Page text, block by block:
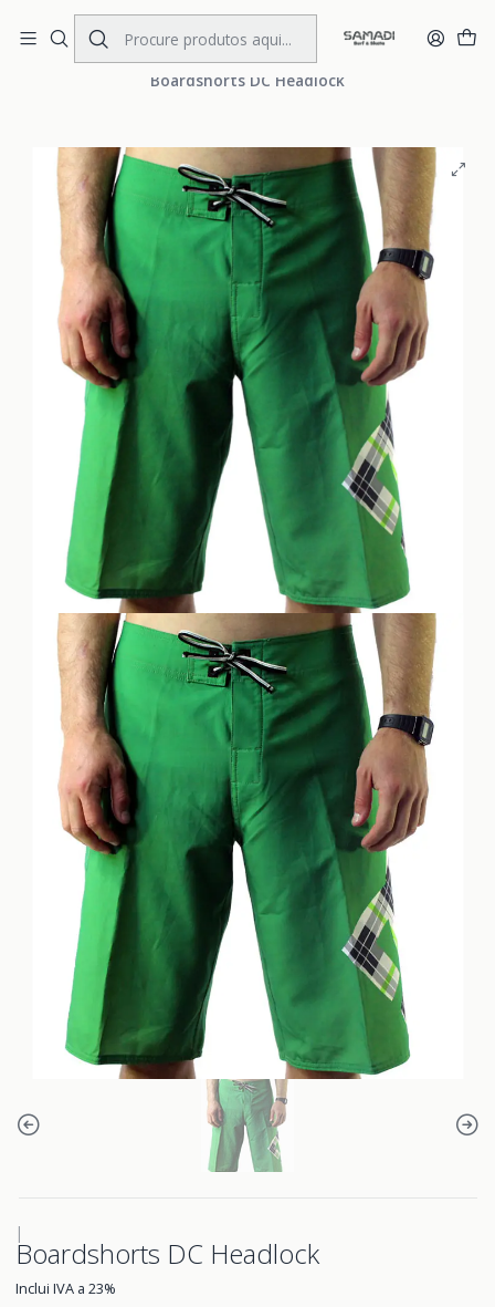
Portes Gratis Portugal e Espanha
Início MENS CLOTHING Boardshorts
Boardshorts DC Headlock
|
Boardshorts DC Headlock
Inclui IVA a 23%